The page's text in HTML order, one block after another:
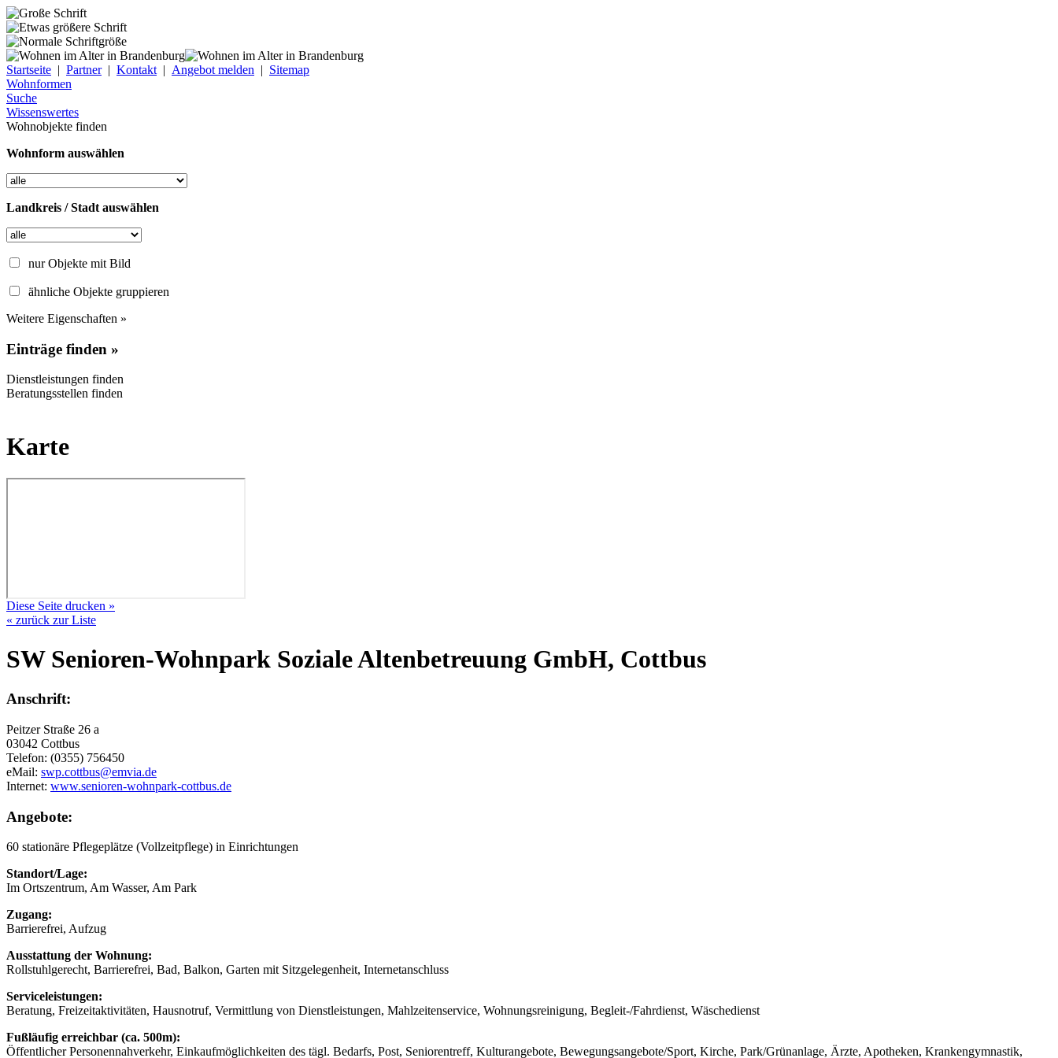
Startseite | Partner| Kontakt | Angebot melden | Sitemap
Wohnformen
Suche
Wissenswertes
Wohnobjekte finden
Wohnform auswählen
Landkreis / Stadt auswählen
nur Objekte mit Bild
ähnliche Objekte gruppieren
Weitere Eigenschaften »
Einträge finden »
Dienstleistungen finden
Beratungsstellen finden
Karte
Diese Seite drucken »
« zurück zur Liste
SW Senioren-Wohnpark Soziale Altenbetreuung GmbH, Cottbus
Anschrift:
Peitzer Straße 26 a
03042 Cottbus
Telefon: (0355) 756450
eMail: swp.cottbus@emvia.de
Internet: www.senioren-wohnpark-cottbus.de
Angebote:
60 stationäre Pflegeplätze (Vollzeitpflege) in Einrichtungen
Standort/Lage:
Im Ortszentrum, Am Wasser, Am Park
Zugang:
Barrierefrei, Aufzug
Ausstattung der Wohnung:
Rollstuhlgerecht, Barrierefrei, Bad, Balkon, Garten mit Sitzgelegenheit, Internetanschluss
Serviceleistungen:
Beratung, Freizeitaktivitäten, Hausnotruf, Vermittlung von Dienstleistungen, Mahlzeitenservice, Wohnungsreinigung, Begleit-/Fahrdienst, Wäschedienst
Fußläufig erreichbar (ca. 500m):
Öffentlicher Personennahverkehr, Einkaufmöglichkeiten des tägl. Bedarfs, Post, Seniorentreff, Kulturangebote, Bewegungsangebote/Sport, Kirche, Park/Grünanlage, Ärzte, Apotheken, Krankengymnastik,